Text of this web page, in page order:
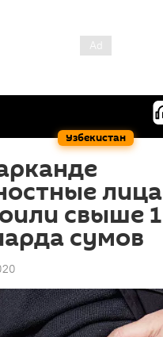
Узбекистан
лица
свыше 1
сумов